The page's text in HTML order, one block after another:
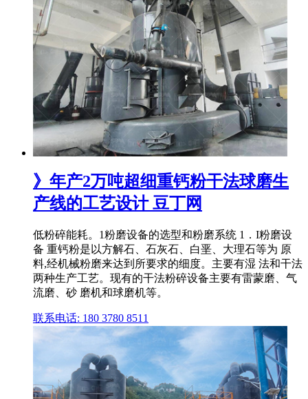
》年产2万吨超细重钙粉干法球磨生
产线的工艺设计 豆丁网
低粉碎能耗。1粉磨设备的选型和粉磨系统 1．I粉磨设
备 重钙粉是以方解石、石灰石、白垩、大理石等为 原
料,经机械粉磨来达到所要求的细度。主要有湿 法和干法
两种生产工艺。现有的干法粉碎设备主要有雷蒙磨、气
流磨、砂 磨机和球磨机等。
联系电话: 180 3780 8511